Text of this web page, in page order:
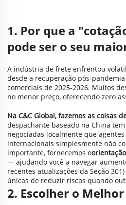
1. Por que a
pode ser o seu
A indústria de frete enfrentou
desde a recuperação pós-
comerciais de 2025-2026. Muitos
no menor preço, oferecendo zero
Na C&C Global, fazemos as coisas
despachante baseado na China
negociadas localmente que agentes
internacionais simplesmente não
importante, fornecemos oorientação
— ajudando você a navegar
recentes atualizações da Seção
únicas de reduzir riscos quando
2. Escolher o